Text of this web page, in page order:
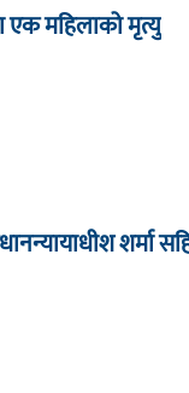
एक महिलाको मृत्यु
शर्मा